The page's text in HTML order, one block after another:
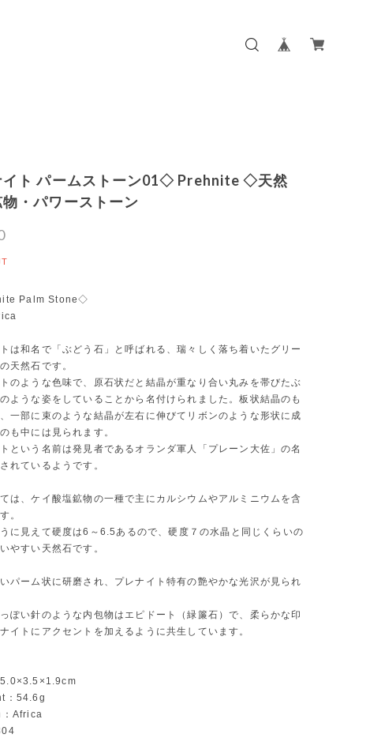
イト パームストーン01◇ Prehnite ◇天然
・パワーストーン
Palm Stone◇
は和名で「ぶどう石」と呼ばれる、瑞々しく落ち着いたグリー
天然石です。
のような色味で、原石状だと結晶が重なり合い丸みを帯びたぶ
ような姿をしていることから名付けられました。板状結晶のも
一部に束のような結晶が左右に伸びてリボンのような形状に成
も中には見られます。
という名前は発見者であるオランダ軍人「プレーン大佐」の名
れているようです。
は、ケイ酸塩鉱物の一種で主にカルシウムやアルミニウムを含
。
に見えて硬度は6～6.5あるので、硬度７の水晶と同じくらいの
やすい天然石です。
パーム状に研磨され、プレナイト特有の艶やかな光沢が見られ
ぽい針のような内包物はエピドート（緑簾石）で、柔らかな印
イトにアクセントを加えるように共生しています。
：54.6g
Africa